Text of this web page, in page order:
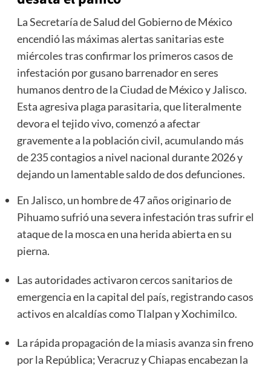
La Secretaría de Salud del Gobierno de México
encendió las máximas alertas sanitarias este
miércoles tras confirmar los primeros casos de
infestación por gusano barrenador en seres
humanos dentro de la Ciudad de México y Jalisco.
Esta agresiva plaga parasitaria, que literalmente
devora el tejido vivo, comenzó a afectar
gravemente a la población civil, acumulando más
de 235 contagios a nivel nacional durante 2026 y
dejando un lamentable saldo de dos defunciones.
En Jalisco, un hombre de 47 años originario de
Pihuamo sufrió una severa infestación tras sufrir el
ataque de la mosca en una herida abierta en su
pierna.
Las autoridades activaron cercos sanitarios de
emergencia en la capital del país, registrando casos
activos en alcaldías como Tlalpan y Xochimilco.
La rápida propagación de la miasis avanza sin freno
por la República; Veracruz y Chiapas encabezan la